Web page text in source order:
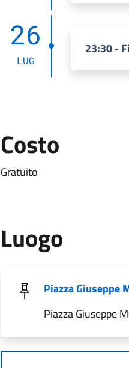
26
LUG
23:30 -
Costo
Gratuito
Luogo
Piazza Giuseppe
Piazza Giuseppe